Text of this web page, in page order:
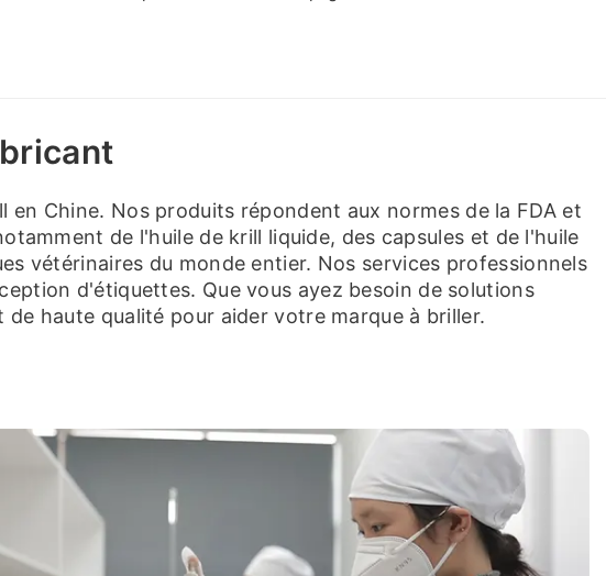
Chine. Nos produits répondent aux normes de la FDA et
de l'huile de krill liquide, des capsules et de l'huile
vétérinaires du monde entier. Nos services professionnels
d'étiquettes. Que vous ayez besoin de solutions
haute qualité pour aider votre marque à briller.